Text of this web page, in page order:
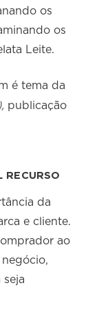
os
os
Leite.
é tema da
, publicação
RECURSO
da
e cliente.
ao